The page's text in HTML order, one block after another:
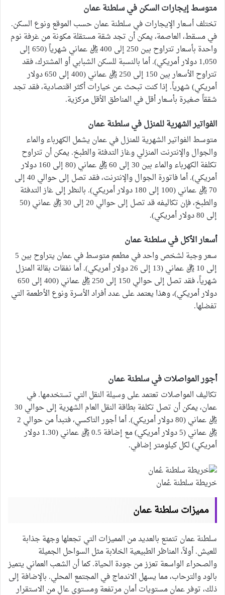
متوسط إيجارات السكن في سلطنة عمان
تختلف أسعار الإيجارات في سلطنة عمان حسب الموقع ونوع السكن.
في مسقط، العاصمة، يمكن أن تجد شقة مستقلة مكونة من غرفة نوم
واحدة بأسعار تتراوح بين 250 إلى 400 ريال عماني شهرياً (650 إلى
1,050 دولار أمريكي). أما بالنسبة للسكن الشبابي أو المشترك، فقد
تتراوح الأسعار بين 150 إلى 250 ريال عماني (400 إلى 650 دولار
أمريكي) شهرياً. إذا كنت تبحث عن خيارات أكثر اقتصادية، فقد تجد
شققاً صغيرة بأسعار أقل في المناطق الأقل مركزية.
الفواتير الشهرية للمنزل في سلطنة عمان
متوسط الفواتير الشهرية للمنزل في عمان يشمل الكهرباء والماء
والجوال والإنترنت المنزلي وغاز التدفئة والطبخ. يمكن أن تتراوح
تكلفة الكهرباء والماء بين 30 إلى 60 ريال عماني (80 إلى 160 دولار
أمريكي). أما فاتورة الجوال والإنترنت، فقد تصل إلى حوالي 40 إلى
70 ريال عماني (100 إلى 180 دولار أمريكي). بالنظر إلى غاز التدفئة
والطبخ، فإن تكاليفه قد تصل إلى حوالي 20 إلى 30 ريال عماني (50
إلى 80 دولار أمريكي).
أسعار الأكل في سلطنة عمان
سعر وجبة لشخص واحد في مطعم متوسط في عمان يتراوح بين 5
إلى 10 ريال عماني (13 إلى 26 دولار أمريكي). أما نفقات بقالة المنزل
شهرياً، فقد تصل إلى حوالي 150 إلى 250 ريال عماني (400 إلى 650
دولار أمريكي)، وهذا يعتمد على عدد أفراد الأسرة ونوع الأطعمة التي
تفضلها.
أجور المواصلات في سلطنة عمان
تكاليف المواصلات تعتمد على وسيلة النقل التي تستخدمها. في
عمان، يمكن أن تصل تكلفة بطاقة النقل العام الشهرية إلى حوالي 30
ريال عماني (80 دولار أمريكي). أما أجور التاكسي، فتبدأ من حوالي 2
ريال عماني (5 دولار أمريكي) مع إضافة 0.5 ريال عماني (1.30 دولار
أمريكي) لكل كيلومتر إضافي.
خريطة سلطنة عُمان
مميزات سلطنة عمان
سلطنة عمان تتمتع بالعديد من المميزات التي تجعلها وجهة جذابة
للعيش. أولاً، المناظر الطبيعية الخلابة مثل السواحل الجميلة
والصحراء الواسعة تعزز من جودة الحياة. كما أن الشعب العماني يتميز
بالود والترحاب، مما يسهل الاندماج في المجتمع المحلي. بالإضافة إلى
ذلك، توفر عمان مستويات أمان مرتفعة ومستوى عالٍ من الاستقرار